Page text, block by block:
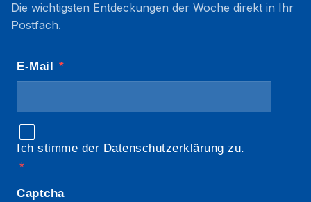
Die wichtigsten Entdeckungen der Woche direkt in Ihr
Postfach.